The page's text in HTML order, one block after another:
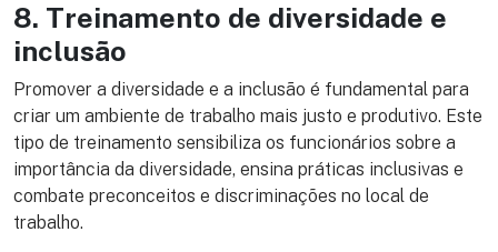
8. Treinamento de diversidade e
inclusão
Promover a diversidade e a inclusão é fundamental para
criar um ambiente de trabalho mais justo e produtivo. Este
tipo de treinamento sensibiliza os funcionários sobre a
importância da diversidade, ensina práticas inclusivas e
combate preconceitos e discriminações no local de
trabalho.